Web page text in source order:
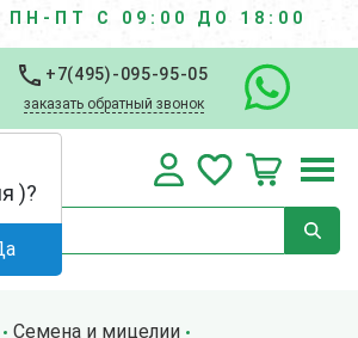
ПН-ПТ С 09:00 ДО 18:00
+7(495)-095-95-05
заказать обратный звонок
Семена и мицелии
)?